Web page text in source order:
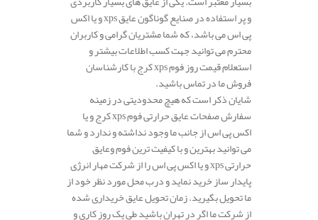
و پر استفاده در صنایع گوناگون عایق xps و یا اکس
پی اس می باشد، که شما مشتریان گرامی و کاربران
محترم می توانید جهت کسب اطلاعات بیشتر و
استعلام قیمت روز فوم xps کرج با کارشناسان
فروش ما در تماس باشید.
شایان ذکر است که هیچ محدودیتی در زمینه
سفارش صفحات عایق حرارتی فوم xps کرج و یا
اکس پی اس از جانب ما وجود نداشته و ندارد و شما
می توانید بهترین و با کیفیت ترین فوم وعایق
حرارتی xps و یا اکس پی اس را از شرکت مهار انرژی
پایدار ساز خرید نماید و درب محل مورد نظر خود از
ما تحویل بگیرید. زمان تحویل عایق خریداری شده
از شرکت ما اگر در تهران باشید طی یک روز کاری و